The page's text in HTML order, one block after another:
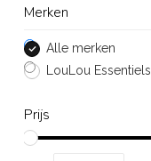
Merken
Alle merken
LouLou Essentiels
Prijs